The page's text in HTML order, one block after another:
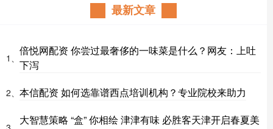
最新文章
1、
倍悦网配资 你尝过最奢侈的一味菜是什么？网友：上吐
下泻
2、 本信配资 如何选靠谱西点培训机构？专业院校来助力
大智慧策略 “盒” 你相绘 津津有味 必胜客天津开启春夏美